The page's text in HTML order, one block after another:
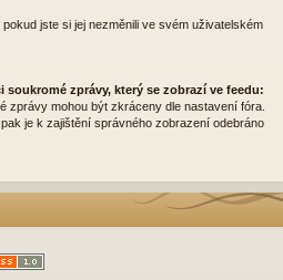
jste si jej nezměnili ve svém uživatelském
soukromé zprávy, který se zobrazí ve feedu:
zprávy mohou být zkráceny dle nastavení fóra.
je k zajištění správného zobrazení odebráno